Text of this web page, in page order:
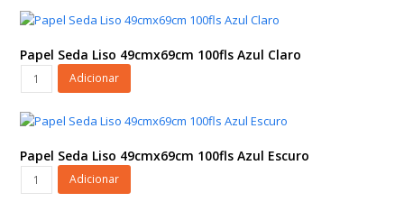
Envelope
Modern
Love
c/
Hot
10cmx5,5cmx7cm
Vermelho/Ouro
quantidade
Papel Seda Liso 49cmx69cm 100fls Azul Claro
Papel
Seda
Liso
49cmx69cm
100fls
Azul
Claro
Adicionar
Papel Seda Liso 49cmx69cm 100fls Azul Escuro
Papel
Seda
Adicionar